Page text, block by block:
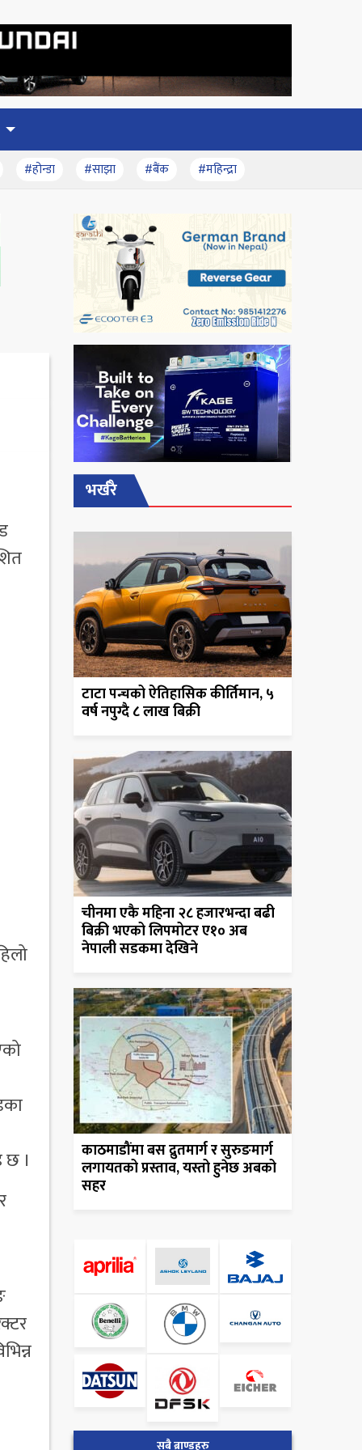
#होन्डा #साझा #बैंक #महिन्द्रा
छ ।
भर्खरै
टाटा पन्चको ऐतिहासिक कीर्तिमान, ५
वर्ष नपुग्दै ८ लाख बिक्री
चीनमा एकै महिना २८ हजारभन्दा बढी
बिक्री भएको लिपमोटर ए१० अब
नेपाली सडकमा देखिने
काठमाडौंमा बस द्रुतमार्ग र सुरुङमार्ग
लगायतको प्रस्ताव, यस्तो हुनेछ अबको
सहर
सबै ब्राण्डहरु